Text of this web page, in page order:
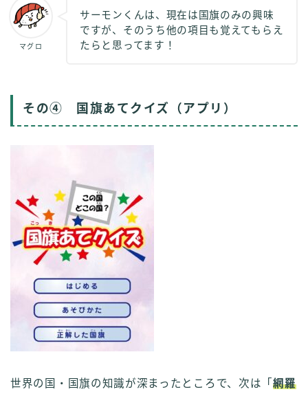
マグロ
サーモンくんは、現在は国旗のみの興味
ですが、そのうち他の項目も覚えてもらえ
たらと思ってます！
その④ 国旗あてクイズ（アプリ）
世界の国・国旗の知識が深まったところで、次は「網羅